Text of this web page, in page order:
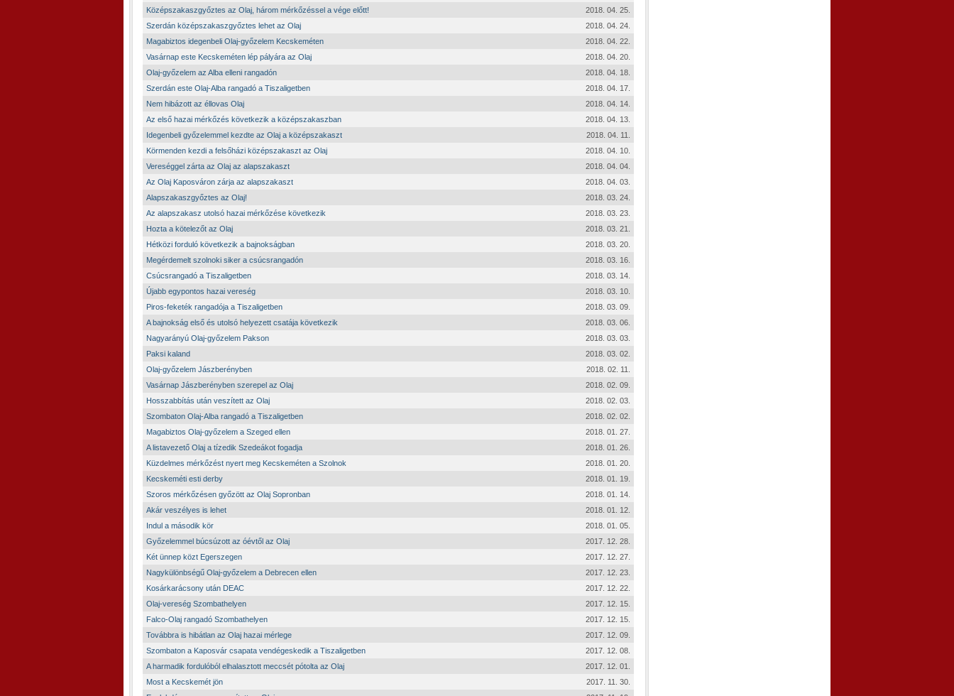
Középszakaszgyőztes az Olaj, három mérkőzéssel a vége előtt!
2018. 04. 25.
Szerdán középszakaszgyőztes lehet az Olaj
2018. 04. 24.
Magabiztos idegenbeli Olaj-győzelem Kecskeméten
2018. 04. 22.
Vasárnap este Kecskeméten lép pályára az Olaj
2018. 04. 20.
Olaj-győzelem az Alba elleni rangadón
2018. 04. 18.
Szerdán este Olaj-Alba rangadó a Tiszaligetben
2018. 04. 17.
Nem hibázott az éllovas Olaj
2018. 04. 14.
Az első hazai mérkőzés következik a középszakaszban
2018. 04. 13.
Idegenbeli győzelemmel kezdte az Olaj a középszakaszt
2018. 04. 11.
Körmenden kezdi a felsőházi középszakaszt az Olaj
2018. 04. 10.
Vereséggel zárta az Olaj az alapszakaszt
2018. 04. 04.
Az Olaj Kaposváron zárja az alapszakaszt
2018. 04. 03.
Alapszakaszgyőztes az Olaj!
2018. 03. 24.
Az alapszakasz utolsó hazai mérkőzése következik
2018. 03. 23.
Hozta a kötelezőt az Olaj
2018. 03. 21.
Hétközi forduló következik a bajnokságban
2018. 03. 20.
Megérdemelt szolnoki siker a csúcsrangadón
2018. 03. 16.
Csúcsrangadó a Tiszaligetben
2018. 03. 14.
Újabb egypontos hazai vereség
2018. 03. 10.
Piros-feketék rangadója a Tiszaligetben
2018. 03. 09.
A bajnokság első és utolsó helyezett csatája következik
2018. 03. 06.
Nagyarányú Olaj-győzelem Pakson
2018. 03. 03.
Paksi kaland
2018. 03. 02.
Olaj-győzelem Jászberényben
2018. 02. 11.
Vasárnap Jászberényben szerepel az Olaj
2018. 02. 09.
Hosszabbítás után veszített az Olaj
2018. 02. 03.
Szombaton Olaj-Alba rangadó a Tiszaligetben
2018. 02. 02.
Magabiztos Olaj-győzelem a Szeged ellen
2018. 01. 27.
A listavezető Olaj a tízedik Szedeákot fogadja
2018. 01. 26.
Küzdelmes mérkőzést nyert meg Kecskeméten a Szolnok
2018. 01. 20.
Kecskeméti esti derby
2018. 01. 19.
Szoros mérkőzésen győzött az Olaj Sopronban
2018. 01. 14.
Akár veszélyes is lehet
2018. 01. 12.
Indul a második kör
2018. 01. 05.
Győzelemmel búcsúzott az óévtől az Olaj
2017. 12. 28.
Két ünnep közt Egerszegen
2017. 12. 27.
Nagykülönbségű Olaj-győzelem a Debrecen ellen
2017. 12. 23.
Kosárkarácsony után DEAC
2017. 12. 22.
Olaj-vereség Szombathelyen
2017. 12. 15.
Falco-Olaj rangadó Szombathelyen
2017. 12. 15.
Továbbra is hibátlan az Olaj hazai mérlege
2017. 12. 09.
Szombaton a Kaposvár csapata vendégeskedik a Tiszaligetben
2017. 12. 08.
A harmadik fordulóból elhalasztott meccsét pótolta az Olaj
2017. 12. 01.
Most a Kecskemét jön
2017. 11. 30.